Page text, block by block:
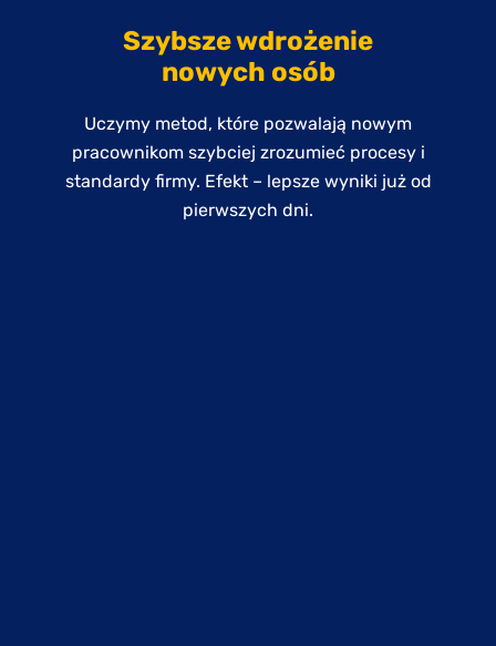
Szybsze wdrożenie
nowych osób
Uczymy metod, które pozwalają nowym
pracownikom szybciej zrozumieć procesy i
standardy firmy. Efekt – lepsze wyniki już od
pierwszych dni.